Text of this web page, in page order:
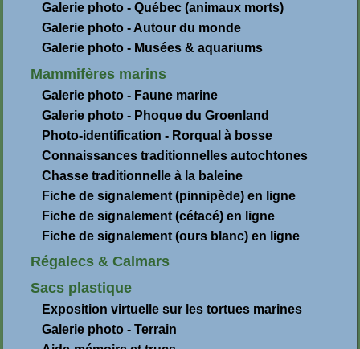
Galerie photo - Québec (animaux morts)
Galerie photo - Autour du monde
Galerie photo - Musées & aquariums
Mammifères marins
Galerie photo - Faune marine
Galerie photo - Phoque du Groenland
Photo-identification - Rorqual à bosse
Connaissances traditionnelles autochtones
Chasse traditionnelle à la baleine
Fiche de signalement (pinnipède) en ligne
Fiche de signalement (cétacé) en ligne
Fiche de signalement (ours blanc) en ligne
Régalecs & Calmars
Sacs plastique
Exposition virtuelle sur les tortues marines
Galerie photo - Terrain